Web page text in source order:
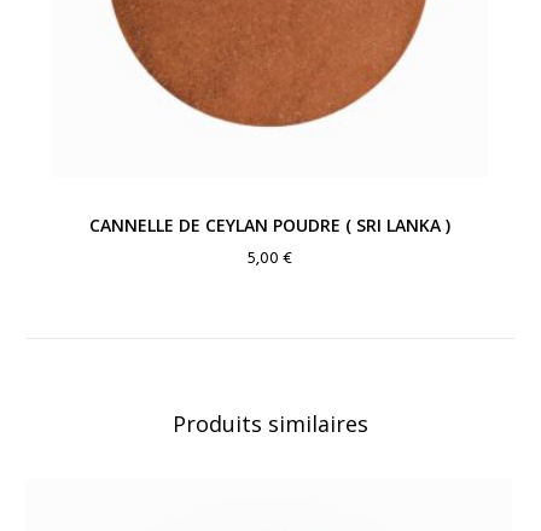
CANNELLE DE CEYLAN POUDRE ( SRI LANKA )
5,00€
Produits similaires